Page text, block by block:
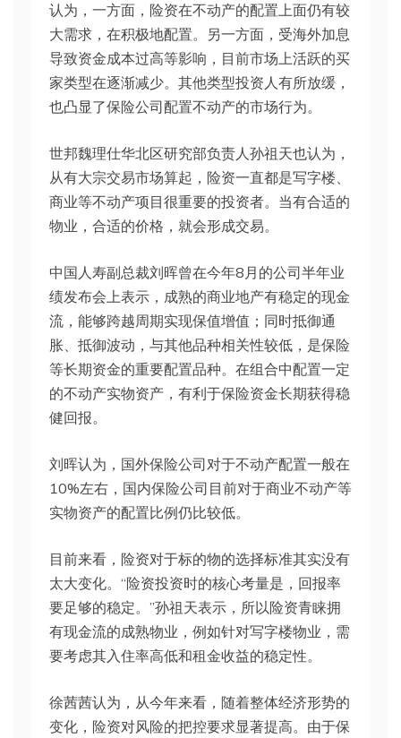
认为，一方面，险资在不动产的配置上面仍有较
大需求，在积极地配置。另一方面，受海外加息
导致资金成本过高等影响，目前市场上活跃的买
家类型在逐渐减少。其他类型投资人有所放缓，
也凸显了保险公司配置不动产的市场行为。
世邦魏理仕华北区研究部负责人孙祖天也认为，
从有大宗交易市场算起，险资一直都是写字楼、
商业等不动产项目很重要的投资者。当有合适的
物业，合适的价格，就会形成交易。
中国人寿副总裁刘晖曾在今年8月的公司半年业
绩发布会上表示，成熟的商业地产有稳定的现金
流，能够跨越周期实现保值增值；同时抵御通
胀、抵御波动，与其他品种相关性较低，是保险
等长期资金的重要配置品种。在组合中配置一定
的不动产实物资产，有利于保险资金长期获得稳
健回报。
刘晖认为，国外保险公司对于不动产配置一般在
10%左右，国内保险公司目前对于商业不动产等
实物资产的配置比例仍比较低。
目前来看，险资对于标的物的选择标准其实没有
太大变化。“险资投资时的核心考量是，回报率
要足够的稳定。”孙祖天表示，所以险资青睐拥
有现金流的成熟物业，例如针对写字楼物业，需
要考虑其入住率高低和租金收益的稳定性。
徐茜茜认为，从今年来看，随着整体经济形势的
变化，险资对风险的把控要求显著提高。由于保